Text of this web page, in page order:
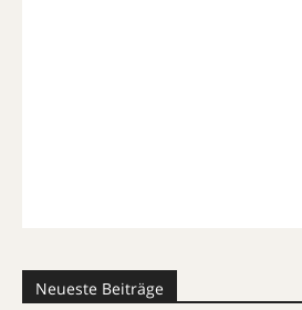
Neueste Beiträge